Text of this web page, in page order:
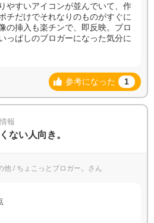
やすいアイコンが並んでいて、作
チだけでそれなりのものがすぐに
の挿入も楽チンで、即反映。ブロ
っぱしのブロガーになった気分に
参考になった 1
報
ない人向き。
他 / ちょこっとブロガー。さん